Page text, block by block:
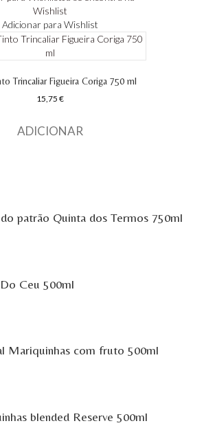
Regueiro - Região Vinhos Verdes
Rogel Algarve
Sobreiró Trás-os -Montes
Wishlist
Adicionar para Wishlist
Trincaliar Figueira Coriga 750 ml
15,75 €
ADICIONAR
patrão Quinta dos Termos 750ml
Ceu 500ml
Mariquinhas com fruto 500ml
blended Reserve 500ml